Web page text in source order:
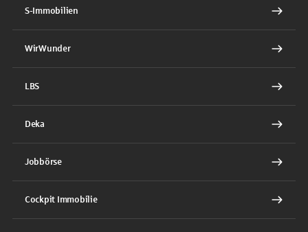
S-Immobilien
WirWunder
LBS
Deka
Jobbörse
Cockpit Immobilie